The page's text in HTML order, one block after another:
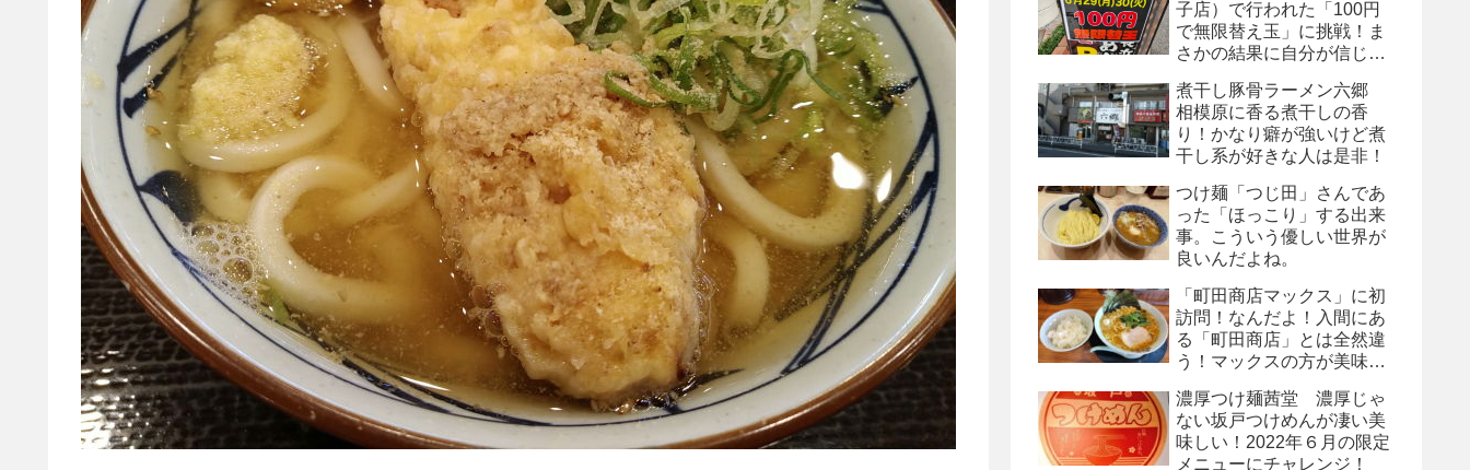
子店）で行われた「100円
で無限替え玉」に挑戦！ま
さかの結果に自分が信じら
煮干し豚骨ラーメン六郷
相模原に香る煮干しの香
り！かなり癖が強いけど煮
干し系が好きな人は是非！
つけ麺「つじ田」さんであ
った「ほっこり」する出来
事。こういう優しい世界が
良いんだよね。
「町田商店マックス」に初
訪問！なんだよ！入間にあ
る「町田商店」とは全然違
う！マックスの方が美味し
濃厚つけ麺茜堂 濃厚じゃ
ない坂戸つけめんが凄い美
味しい！2022年６月の限定
メニューにチャレンジ！